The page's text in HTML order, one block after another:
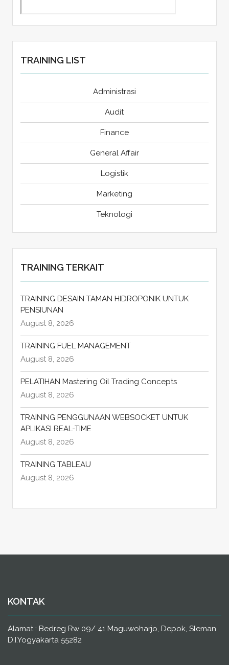
TRAINING LIST
Administrasi
Audit
Finance
General Affair
Logistik
Marketing
Teknologi
TRAINING TERKAIT
TRAINING DESAIN TAMAN HIDROPONIK UNTUK
PENSIUNAN
August 8, 2026
TRAINING FUEL MANAGEMENT
August 8, 2026
PELATIHAN Mastering Oil Trading Concepts
August 8, 2026
TRAINING PENGGUNAAN WEBSOCKET UNTUK
APLIKASI REAL-TIME
August 8, 2026
TRAINING TABLEAU
August 8, 2026
KONTAK
Alamat : Bedreg Rw 09/ 41 Maguwoharjo, Depok, Sleman
D.I.Yogyakarta 55282